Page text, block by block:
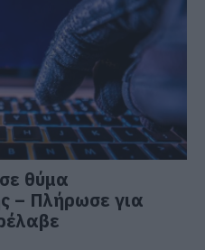
θύμα
– Πλήρωσε για